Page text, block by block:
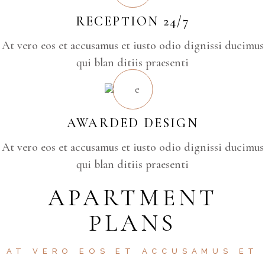
RECEPTION 24/7
At vero eos et accusamus et iusto odio dignissi ducimus
qui blan ditiis praesenti
AWARDED DESIGN
At vero eos et accusamus et iusto odio dignissi ducimus
qui blan ditiis praesenti
APARTMENT
PLANS
AT VERO EOS ET ACCUSAMUS ET